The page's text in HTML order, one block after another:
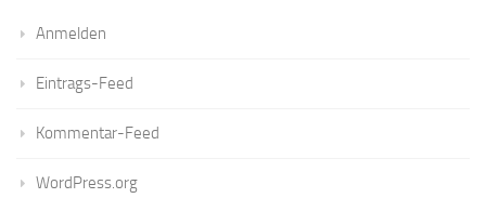
Anmelden
Eintrags-Feed
Kommentar-Feed
WordPress.org